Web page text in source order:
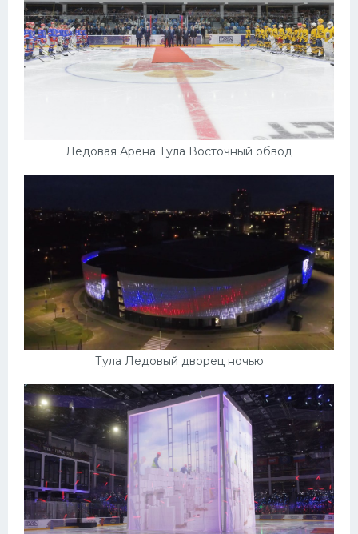
Ледовая Арена Тула Восточный обвод
Тула Ледовый дворец ночью